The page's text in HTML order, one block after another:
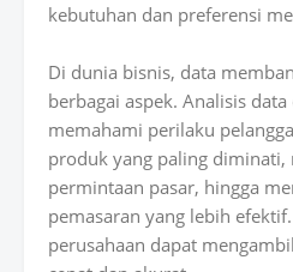
kebutuhan dan preferensi
Di dunia bisnis, data
berbagai aspek. Analisis
memahami perilaku
produk yang paling diminati,
permintaan pasar, hingga
pemasaran yang lebih
perusahaan dapat